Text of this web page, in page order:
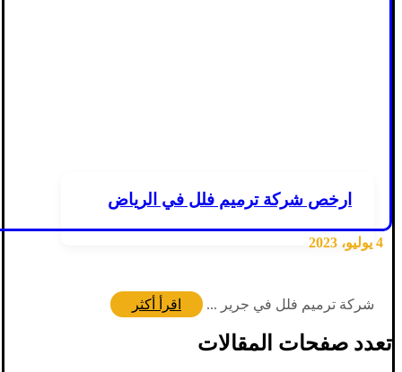
ارخص شركة ترميم فلل في الرياض
4 يوليو، 2023
شركة ترميم فلل في جرير ... اقرأ أكثر
تعدد صفحات المقالات